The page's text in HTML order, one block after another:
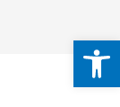
Ανοίξτε